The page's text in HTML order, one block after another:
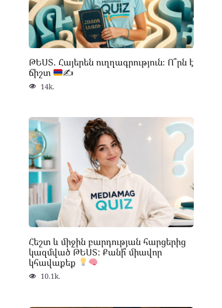
ԹԵՍՏ. Հայերեն ուղղագրություն։ Ո՞րն է
ճիշտ
✍
14k.
Հեշտ և միջին բարդության հարցերից
կազմված ԹԵՍՏ: Քանի՞ միավոր
կհավաքեք
10.1k.